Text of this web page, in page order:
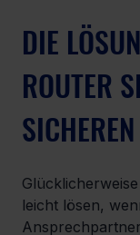
DIE
ROUTER
leicht lösen,